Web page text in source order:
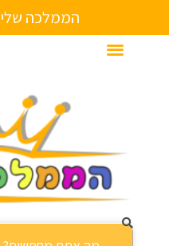
הממלכה שלי -ש